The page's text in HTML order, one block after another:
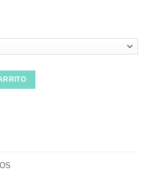
Phantom cantidad